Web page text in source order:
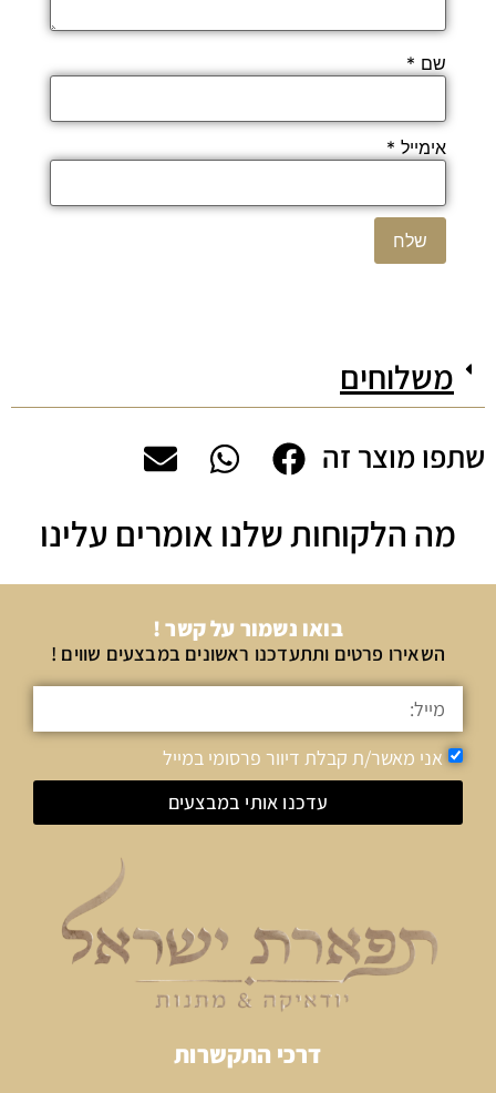
שם *
אימייל *
משלוחים
שתפו מוצר זה
מה הלקוחות שלנו אומרים עלינו
בואו נשמור על קשר !
השאירו פרטים ותתעדכנו ראשונים במבצעים שווים !
אני מאשר/ת קבלת דיוור פרסומי במייל
עדכנו אותי במבצעים
דרכי התקשרות